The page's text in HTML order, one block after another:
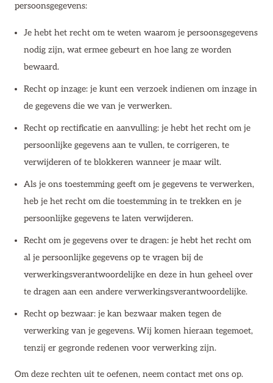
persoonsgegevens:
Je hebt het recht om te weten waarom je persoonsgegevens
nodig zijn, wat ermee gebeurt en hoe lang ze worden
bewaard.
Recht op inzage: je kunt een verzoek indienen om inzage in
de gegevens die we van je verwerken.
Recht op rectificatie en aanvulling: je hebt het recht om je
persoonlijke gegevens aan te vullen, te corrigeren, te
verwijderen of te blokkeren wanneer je maar wilt.
Als je ons toestemming geeft om je gegevens te verwerken,
heb je het recht om die toestemming in te trekken en je
persoonlijke gegevens te laten verwijderen.
Recht om je gegevens over te dragen: je hebt het recht om
al je persoonlijke gegevens op te vragen bij de
verwerkingsverantwoordelijke en deze in hun geheel over
te dragen aan een andere verwerkingsverantwoordelijke.
Recht op bezwaar: je kan bezwaar maken tegen de
verwerking van je gegevens. Wij komen hieraan tegemoet,
tenzij er gegronde redenen voor verwerking zijn.
Om deze rechten uit te oefenen, neem contact met ons op.